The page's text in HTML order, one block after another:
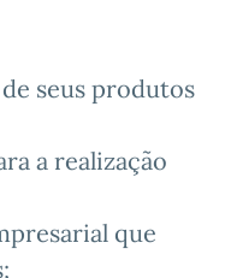
seus produtos
a realização
que